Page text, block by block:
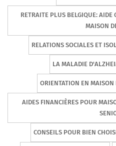
RETRAITE PLUS BELGIQUE: AIDE
MAISON
RELATIONS SOCIALES ET
LA MALADIE
ORIENTATION EN MAISON
AIDES FINANCIÈRES POUR
CONSEILS POUR BIEN